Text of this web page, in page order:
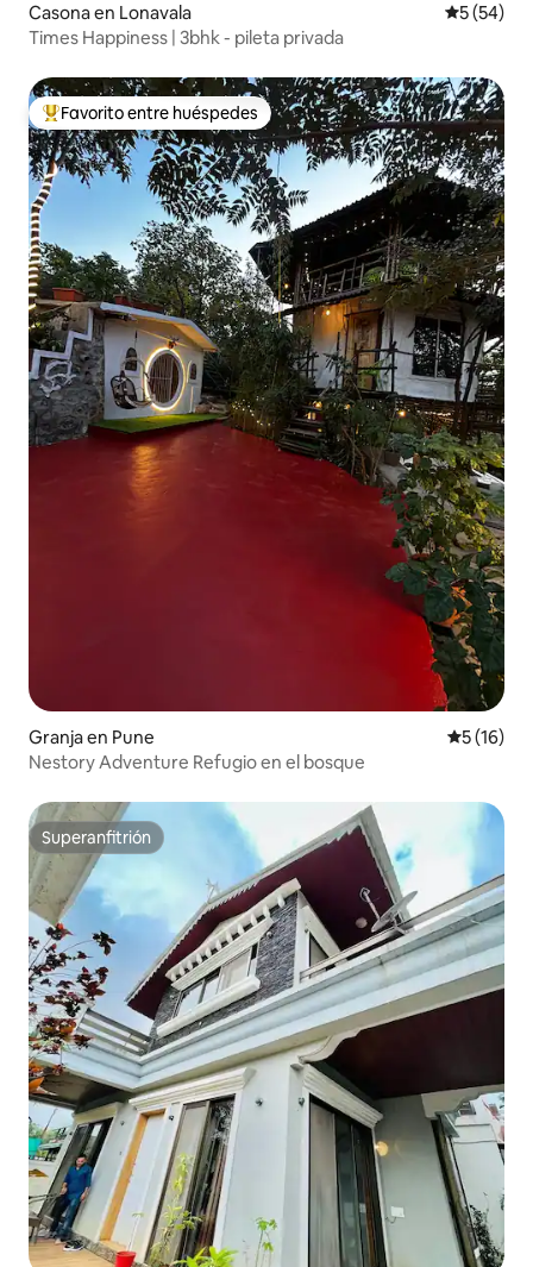
Casona en Lonavala
5 (54)
Times Happiness | 3bhk - pileta privada
Favorito entre los huéspedes más destacados
Favorito entre huéspedes
Granja en Pune
5 (16)
Nestory Adventure Refugio en el bosque
Superanfitrión
Superanfitrión